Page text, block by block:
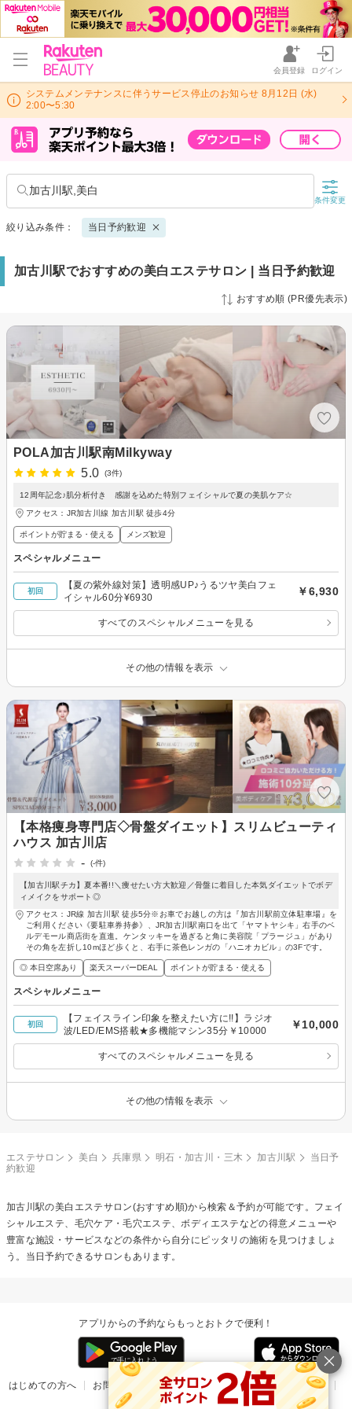
会員登録 ログイン
システムメンテナンスに伴うサービス停止のお知らせ 8月12日 (水)
2:00〜5:30
加古川駅,美白
条件変更
絞り込み条件： 当日予約歓迎
加古川駅でおすすめの美白エステサロン | 当日予約歓迎
おすすめ順 (PR優先表示)
POLA加古川駅南Milkyway
5.0
(3件)
12周年記念♪肌分析付き 感謝を込めた特別フェイシャルで夏の美肌ケア☆
アクセス：JR加古川線 加古川駅 徒歩4分
ポイントが貯まる・使える メンズ歓迎
スペシャルメニュー
初回
【夏の紫外線対策】透明感UP♪うるツヤ美白フェ
イシャル60分¥6930
￥6,930
すべてのスペシャルメニューを見る
その他の情報を表示
【本格痩身専門店◇骨盤ダイエット】スリムビューティ
ハウス 加古川店
-
(-件)
【加古川駅チカ】夏本番!!＼痩せたい方大歓迎／骨盤に着目した本気ダイエットでボデ
ィメイクをサポート◎
アクセス：JR線 加古川駅 徒歩5分※お車でお越しの方は『加古川駅前立体駐車場』を
ご利用ください《要駐車券持参》、JR加古川駅南口を出て「ヤマトヤシキ」右手のベ
ルデモール商店街を直進。ケンタッキーを過ぎると角に美容院「プラージュ」があり
その角を左折し10mほど歩くと、右手に茶色レンガの「ハニオカビル」の3Fです。
◎ 本日空席あり 楽天スーパーDEAL ポイントが貯まる・使える
スペシャルメニュー
初回
【フェイスライン印象を整えたい方に!!】ラジオ
波/LED/EMS搭載★多機能マシン35分￥10000
￥10,000
すべてのスペシャルメニューを見る
その他の情報を表示
エステサロン 美白 兵庫県 明石・加古川・三木 加古川駅
当日予
約歓迎
加古川駅の美白エステサロン(おすすめ順)から検索＆予約が可能です。フェイ
シャルエステ、毛穴ケア・毛穴エステ、ボディエステなどの得意メニューや
豊富な施設・サービスなどの条件から自分にピッタリの施術を見つけましょ
う。当日予約できるサロンもあります。
アプリからの予約ならもっとおトクで便利！
はじめての方へ お問い合わせ ヘルプ リリース情報
利用規約
掲載ご希望のサロン様